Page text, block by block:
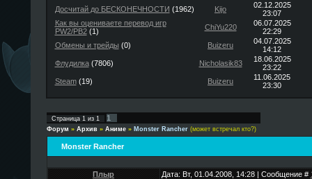
Досчитай до БЕСКОНЕЧНОСТИ (1962) Kijo
02.12.2025
23:07
Как вы оцениваете перевод игр
PW2/PB2(1) ChiYu220
06.07.2025
22:29
Обмены и трейды (0) Buizeru
04.07.2025
14:12
Флудилка(7806) Nicholasik83
18.06.2025
23:22
Steam(19) Buizeru
11.06.2025
23:30
Страница 1из 1 1
Форум » Архив » Аниме » Monster Rancher (может встречал кто?)
Monster Rancher
Плыр Дата: Вт, 01.04.2008, 14:28 | Сообщение #